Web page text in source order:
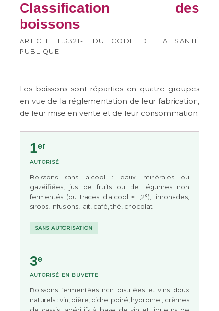
Classification des
boissons
ARTICLE L.3321-1 DU CODE DE LA SANTÉ
PUBLIQUE
Les boissons sont réparties en quatre groupes
en vue de la réglementation de leur fabrication,
de leur mise en vente et de leur consommation.
1er
AUTORISÉ
Boissons sans alcool : eaux minérales ou
gazéifiées, jus de fruits ou de légumes non
fermentés (ou traces d'alcool ≤ 1,2°), limonades,
sirops, infusions, lait, café, thé, chocolat.
SANS AUTORISATION
3e
AUTORISÉ EN BUVETTE
Boissonsfermentées non distillées et vins doux
naturels : vin, bière, cidre, poiré, hydromel, crèmes